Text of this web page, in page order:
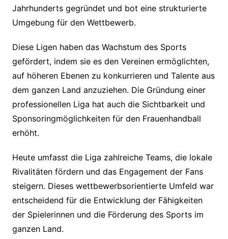
Jahrhunderts gegründet und bot eine strukturierte
Umgebung für den Wettbewerb.
Diese Ligen haben das Wachstum des Sports
gefördert, indem sie es den Vereinen ermöglichten,
auf höheren Ebenen zu konkurrieren und Talente aus
dem ganzen Land anzuziehen. Die Gründung einer
professionellen Liga hat auch die Sichtbarkeit und
Sponsoringmöglichkeiten für den Frauenhandball
erhöht.
Heute umfasst die Liga zahlreiche Teams, die lokale
Rivalitäten fördern und das Engagement der Fans
steigern. Dieses wettbewerbsorientierte Umfeld war
entscheidend für die Entwicklung der Fähigkeiten
der Spielerinnen und die Förderung des Sports im
ganzen Land.